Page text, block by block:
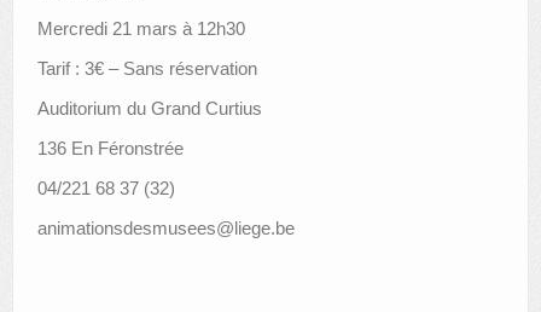
Mercredi 21 mars à 12h30
Tarif : 3€ – Sans réservation
Auditorium du Grand Curtius
136 En Féronstrée
04/221 68 37 (32)
animationsdesmusees@liege.be